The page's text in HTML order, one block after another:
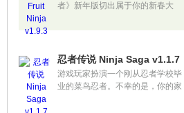
者》新年版切出属于你的新春大
家体验到随时的娱乐快感。
忍者传说 Ninja Saga v1.1.7
游戏玩家扮演一个刚从忍者学校毕
业的菜鸟忍者。不幸的是，你的家